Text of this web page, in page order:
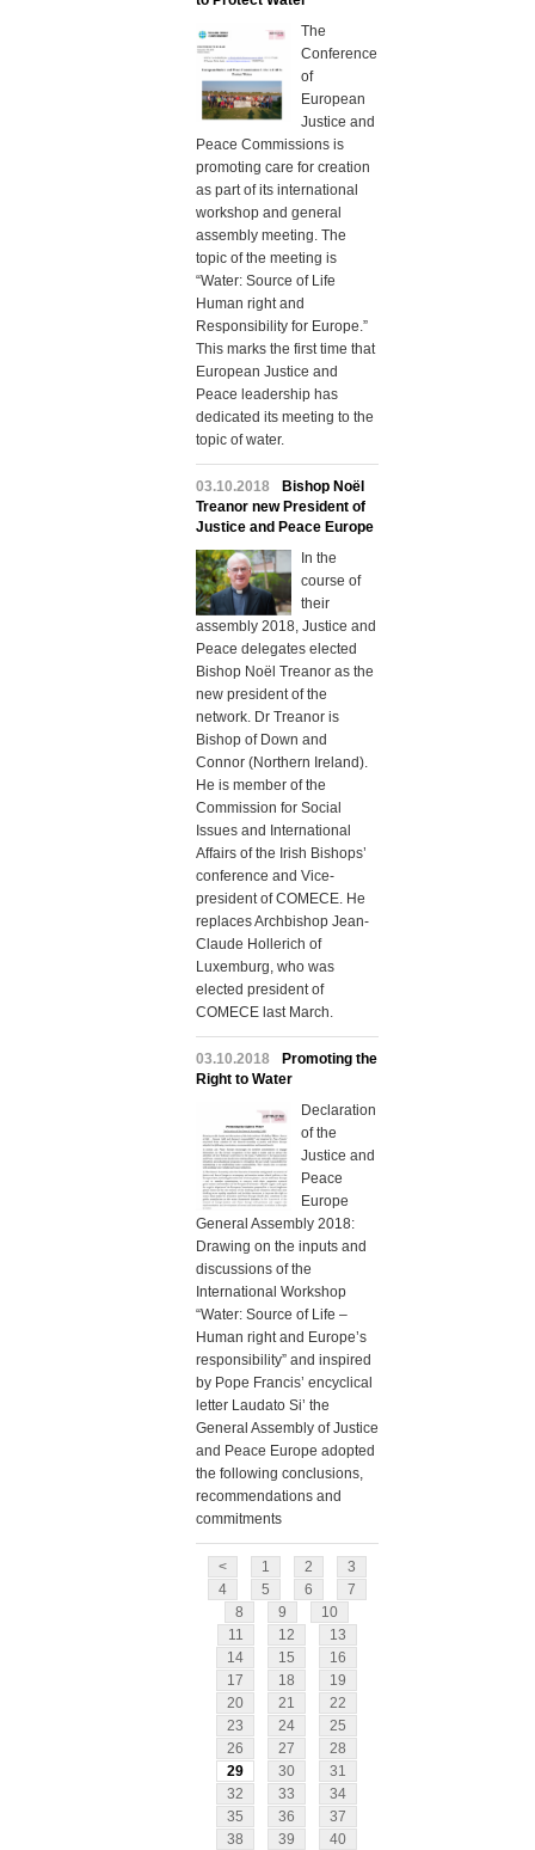
The
Conference
of
European
Justice and
Peace Commissions is
promoting care for creation
as part of its international
workshop and general
assembly meeting. The
topic of the meeting is
“Water: Source of Life
Human right and
Responsibility for Europe.”
This marks the first time that
European Justice and
Peace leadership has
dedicated its meeting to the
topic of water.
03.10.2018
Bishop Noël
Treanor new President of
Justice and Peace Europe
In the
course of
their
assembly 2018, Justice and
Peace delegates elected
Bishop Noël Treanor as the
new president of the
network. Dr Treanor is
Bishop of Down and
Connor (Northern Ireland).
He is member of the
Commission for Social
Issues and International
Affairs of the Irish Bishops’
conference and Vice-
president of COMECE. He
replaces Archbishop Jean-
Claude Hollerich of
Luxemburg, who was
elected president of
COMECE last March.
03.10.2018
Promoting the
Right to Water
Declaration
of the
Justice and
Peace
Europe
General Assembly 2018:
Drawing on the inputs and
discussions of the
International Workshop
“Water: Source of Life –
Human right and Europe’s
responsibility” and inspired
by Pope Francis’ encyclical
letter Laudato Si’ the
General Assembly of Justice
and Peace Europe adopted
the following conclusions,
recommendations and
commitments
< 1 2
3
4
5 6
7
8
9
10
11
12
13
14
15
16
17
18
19
20
21
22
23
24
25
26
27
28
29
30
31
32
33
34
35
36
37
38
39
40